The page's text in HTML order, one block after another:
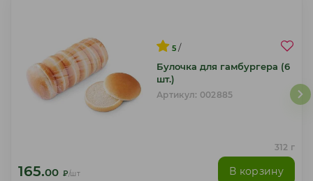
5 /
Булочка для гамбургера (6
шт.)
Артикул: 002885
312 г
165.00 ₽/шт В корзину